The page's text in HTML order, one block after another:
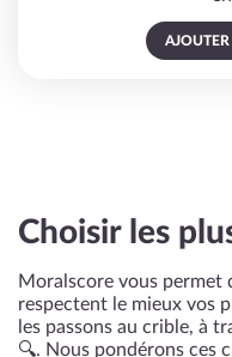
Choisir les
Moralscore vous permet
respectent le mieux vos
les passons au crible, à
🔍. Nous pondérons ces